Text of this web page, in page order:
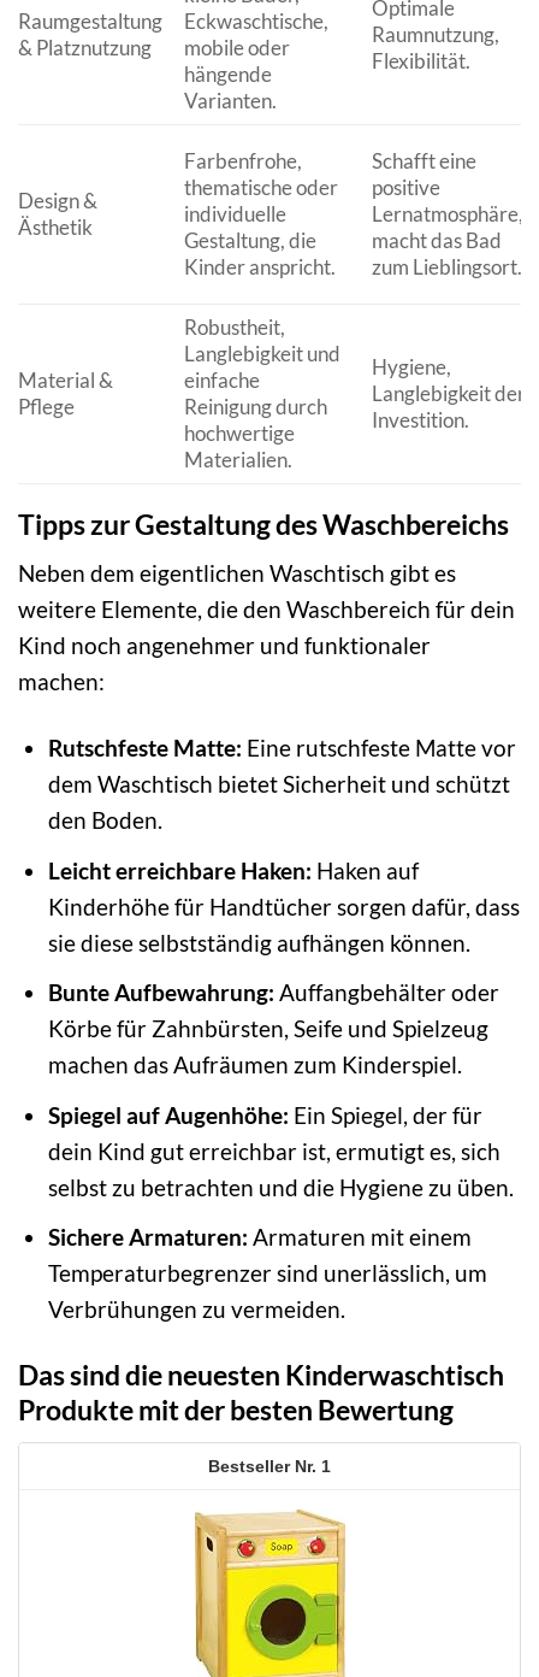
Raumgestaltung
& Platznutzung
Eckwaschtische,
mobile oder
hängende
Varianten.
Optimale
Raumnutzung,
Flexibilität.
Design &
Ästhetik
Farbenfrohe,
thematische oder
individuelle
Gestaltung, die
Kinder anspricht.
Schafft eine
positive
Lernatmosphäre,
macht das Bad
zum Lieblingsort.
Material &
Pflege
Robustheit,
Langlebigkeit und
einfache
Reinigung durch
hochwertige
Materialien.
Hygiene,
Langlebigkeit der
Investition.
Tipps zur Gestaltung des Waschbereichs
Neben dem eigentlichen Waschtisch gibt es
weitere Elemente, die den Waschbereich für dein
Kind noch angenehmer und funktionaler
machen:
Rutschfeste Matte: Eine rutschfeste Matte vor
dem Waschtisch bietet Sicherheit und schützt
den Boden.
Leicht erreichbare Haken: Haken auf
Kinderhöhe für Handtücher sorgen dafür, dass
sie diese selbstständig aufhängen können.
Bunte Aufbewahrung: Auffangbehälter oder
Körbe für Zahnbürsten, Seife und Spielzeug
machen das Aufräumen zum Kinderspiel.
Spiegel auf Augenhöhe: Ein Spiegel, der für
dein Kind gut erreichbar ist, ermutigt es, sich
selbst zu betrachten und die Hygiene zu üben.
Sichere Armaturen: Armaturen mit einem
Temperaturbegrenzer sind unerlässlich, um
Verbrühungen zu vermeiden.
Das sind die neuesten Kinderwaschtisch
Produkte mit der besten Bewertung
1